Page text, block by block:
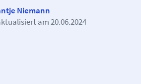
Niemann
am20.06.2024